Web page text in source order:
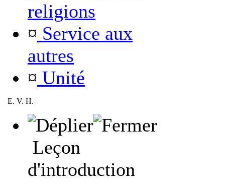
religions
¤ Service aux
autres
¤ Unité
E. V. H.
Leçon
d'introduction